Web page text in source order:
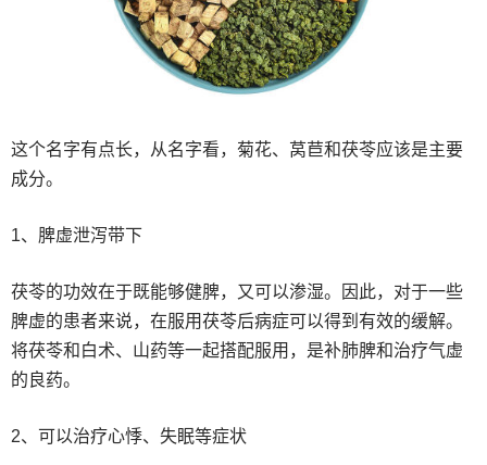
这个名字有点长，从名字看，菊花、莴苣和茯苓应该是主要
成分。
1、脾虚泄泻带下
茯苓的功效在于既能够健脾，又可以渗湿。因此，对于一些
脾虚的患者来说，在服用茯苓后病症可以得到有效的缓解。
将茯苓和白术、山药等一起搭配服用，是补肺脾和治疗气虚
的良药。
2、可以治疗心悸、失眠等症状